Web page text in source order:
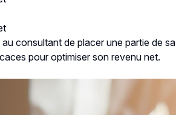
consultant de placer une partie de
pour optimiser son revenu net.